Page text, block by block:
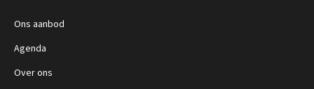
Ons aanbod
Agenda
Over ons